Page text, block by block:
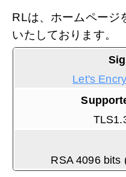
RLは、ホームページ
いたしております。
Let's
RSA 4096 bits